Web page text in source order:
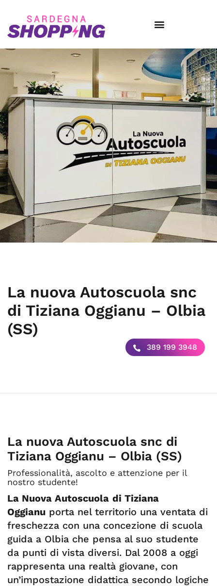
La nuova Autoscuola snc
di Tiziana Oggianu – Olbia
(SS)
389 199 3948
La nuova Autoscuola snc di
Tiziana Oggianu – Olbia (SS)
Professionalità, ascolto e attenzione per il
nostro studente!
La Nuova Autoscuola di Tiziana
Oggianu porta nel territorio una ventata di
freschezza con una concezione di scuola
guida a Olbia che pensa al suo studente
da punti di vista diversi. Dal 2008 a oggi
rappresenta una realtà giovane, con
un’impostazione didattica secondo logiche